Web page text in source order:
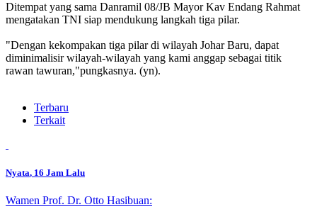
Ditempat yang sama Danramil 08/JB Mayor Kav Endang Rahmat
mengatakan TNI siap mendukung langkah tiga pilar.
"Dengan kekompakan tiga pilar di wilayah Johar Baru, dapat
diminimalisir wilayah-wilayah yang kami anggap sebagai titik
rawan tawuran,"pungkasnya. (yn).
Terbaru
Terkait
Nyata, 16 Jam Lalu
Wamen Prof. Dr. Otto Hasibuan: